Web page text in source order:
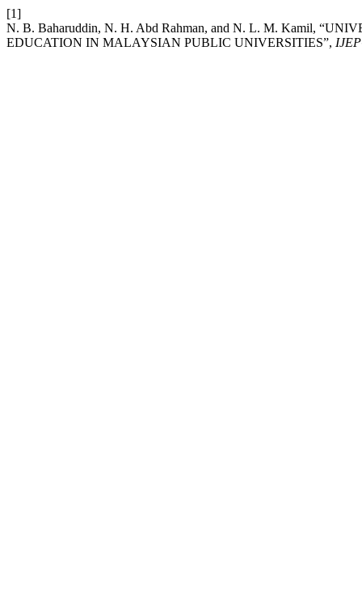
[1]
N. B. Baharuddin, N. H. Abd Rahman, and N. L. M. Kamil,
EDUCATION IN MALAYSIAN PUBLIC UNIVERSITIES”,